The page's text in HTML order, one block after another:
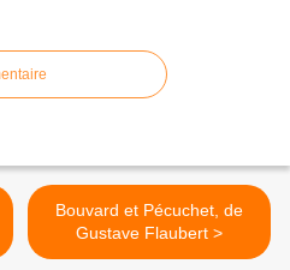
Bouvard et Pécuchet, de
Gustave Flaubert >